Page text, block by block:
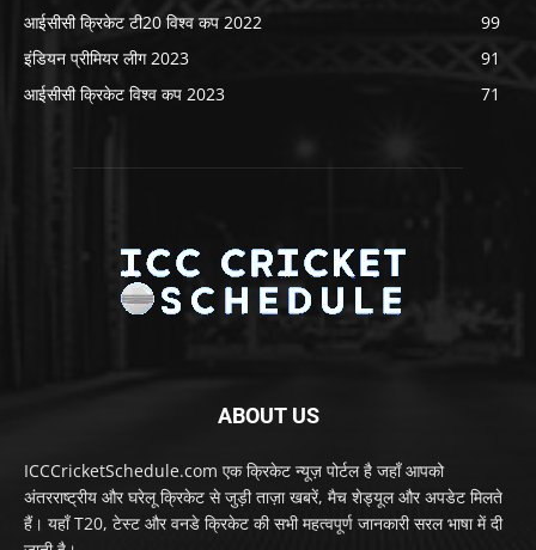
आईसीसी क्रिकेट टी20 विश्व कप 2022
99
इंडियन प्रीमियर लीग 2023
91
आईसीसी क्रिकेट विश्व कप 2023
71
ABOUT US
ICCCricketSchedule.com एक क्रिकेट न्यूज़ पोर्टल है जहाँ आपको
अंतरराष्ट्रीय और घरेलू क्रिकेट से जुड़ी ताज़ा खबरें, मैच शेड्यूल और अपडेट मिलते
हैं। यहाँ T20, टेस्ट और वनडे क्रिकेट की सभी महत्वपूर्ण जानकारी सरल भाषा में दी